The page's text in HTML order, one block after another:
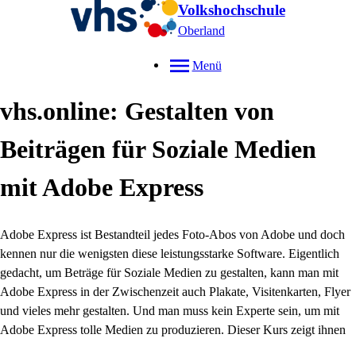
Volkshochschule
Oberland
Menü
vhs.online: Gestalten von
Beiträgen für Soziale Medien
mit Adobe Express
Adobe Express ist Bestandteil jedes Foto-Abos von Adobe und doch
kennen nur die wenigsten diese leistungsstarke Software. Eigentlich
gedacht, um Beträge für Soziale Medien zu gestalten, kann man mit
Adobe Express in der Zwischenzeit auch Plakate, Visitenkarten, Flyer
und vieles mehr gestalten. Und man muss kein Experte sein, um mit
Adobe Express tolle Medien zu produzieren. Dieser Kurs zeigt ihnen